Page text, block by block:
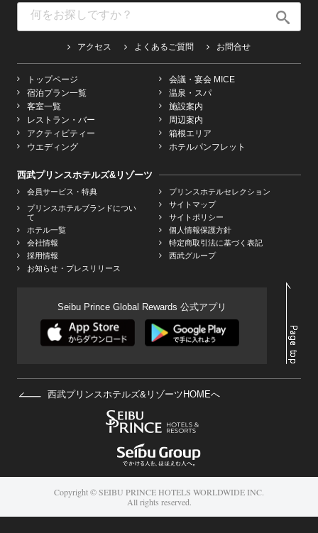
アクセス よくあるご質問 お問合せ
トップページ
宿泊プラン一覧
客室一覧
レストラン・バー
アクティビティー
ウエディング
会議・宴会 MICE
温泉・スパ
施設案内
周辺案内
箱根エリア
ホテルパンフレット
西武プリンスホテルズ&リゾーツ
会員サービス・特典
プリンスホテルブランドについ
て
ホテル一覧
会社情報
採用情報
お知らせ・プレスリリース
プリンスホテルセレクション
サイトマップ
サイトポリシー
個人情報保護方針
特定商取引法に基づく表記
西武グループ
Seibu Prince Global Rewards 公式アプリ
西武プリンスホテルズ&リゾーツHOMEへ
Copyright © SEIBU PRINCE HOTELS WORLDWIDE INC.
All rights reserved.